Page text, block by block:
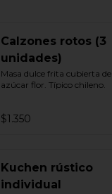
Calzones rotos (3
unidades)
Masa dulce frita cubierta de
azúcar flor. Típico chileno.
$1.350
Kuchen rústico
individual